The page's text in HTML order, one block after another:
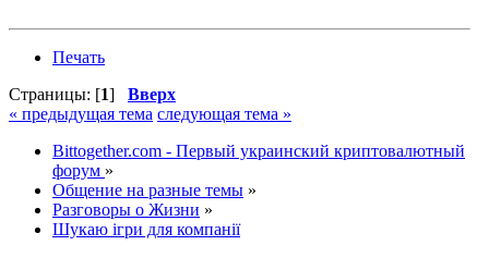
Печать
Страницы: [1] Вверх
« предыдущая тема следующая тема »
Bittogether.com - Первый украинский криптовалютный
форум »
Общение на разные темы »
Разговоры о Жизни »
Шукаю ігри для компанії